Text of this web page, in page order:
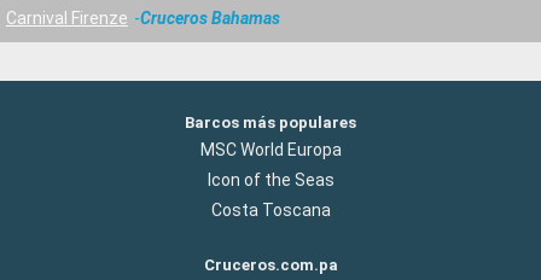
Carnival Firenze
Cruceros Bahamas
Barcos más populares
MSC World Europa
Icon of the Seas
Costa Toscana
Cruceros.com.pa